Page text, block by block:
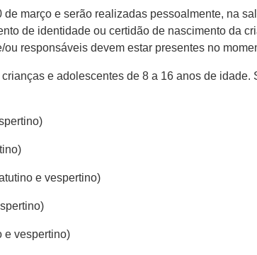
março e serão realizadas pessoalmente, na
de identidade ou certidão de nascimento da
responsáveis devem estar presentes no
e adolescentes de 8 a 16 anos de
e vespertino)
e vespertino)